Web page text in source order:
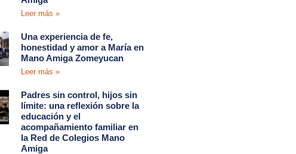
Leer más »
Una experiencia de fe,
honestidad y amor a María en
Mano Amiga Zomeyucan
Leer más »
Padres sin control, hijos sin
límite: una reflexión sobre la
educación y el
acompañamiento familiar en
la Red de Colegios Mano
Amiga